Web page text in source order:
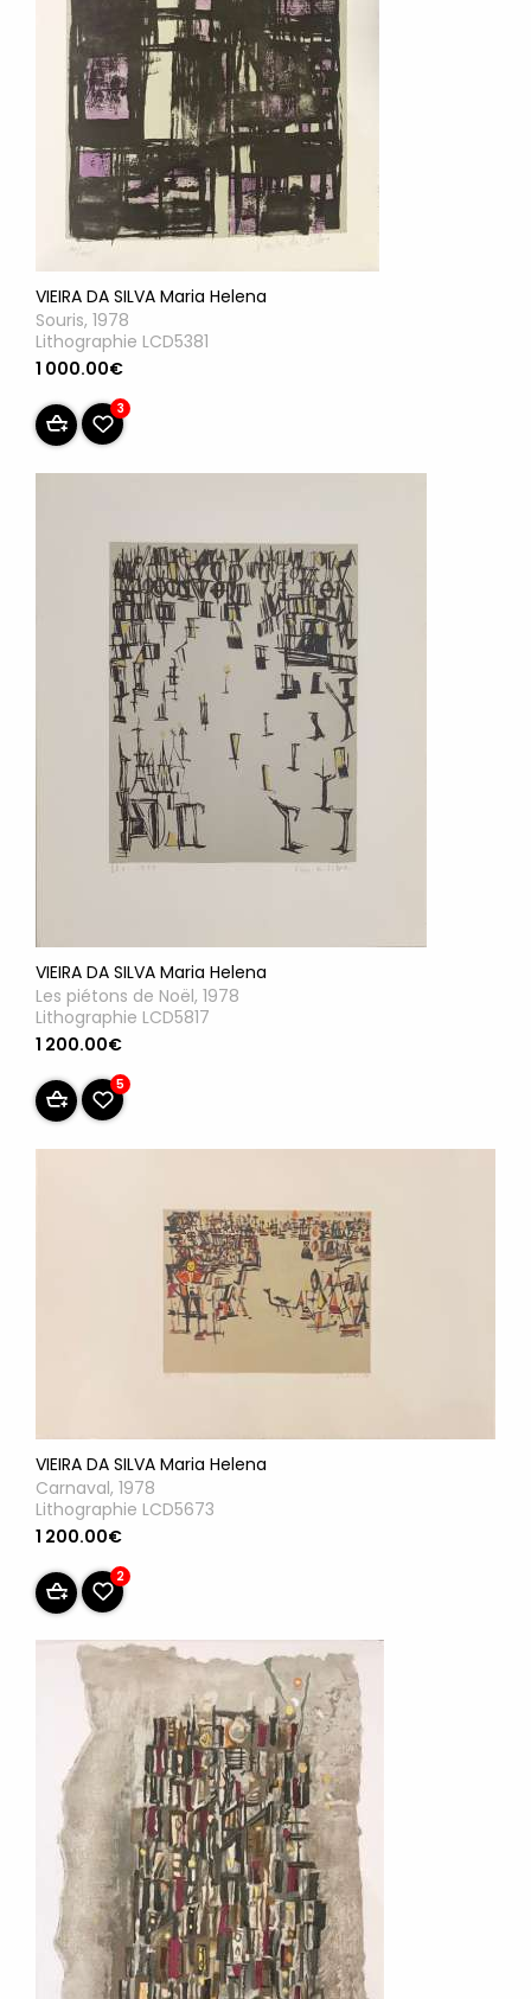
VIEIRA DA SILVA Maria Helena
Souris, 1978
Lithographie LCD5381
1 000.00€
3
VIEIRA DA SILVA Maria Helena
Les piétons de Noël, 1978
Lithographie LCD5817
1 200.00€
5
VIEIRA DA SILVA Maria Helena
Carnaval, 1978
Lithographie LCD5673
1 200.00€
2